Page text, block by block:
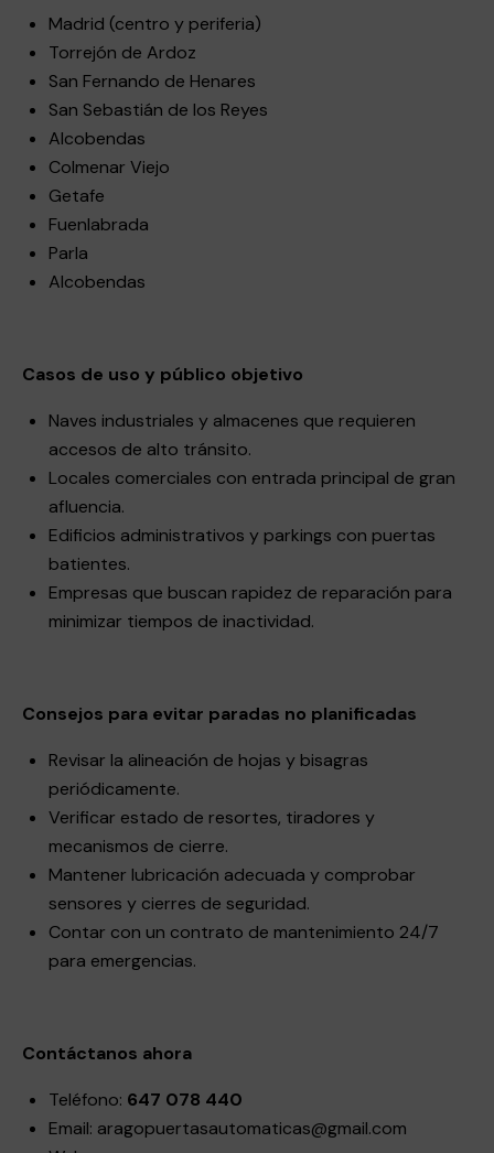
Madrid (centro y periferia)
Torrejón de Ardoz
San Fernando de Henares
San Sebastián de los Reyes
Alcobendas
Colmenar Viejo
Getafe
Fuenlabrada
Parla
Alcobendas
Casos de uso y público objetivo
Naves industriales y almacenes que requieren
accesos de alto tránsito.
Locales comerciales con entrada principal de gran
afluencia.
Edificios administrativos y parkings con puertas
batientes.
Empresas que buscan rapidez de reparación para
minimizar tiempos de inactividad.
Consejos para evitar paradas no planificadas
Revisar la alineación de hojas y bisagras
periódicamente.
Verificar estado de resortes, tiradores y
mecanismos de cierre.
Mantener lubricación adecuada y comprobar
sensores y cierres de seguridad.
Contar con un contrato de mantenimiento 24/7
para emergencias.
Contáctanos ahora
Teléfono: 647 078 440
Email: aragopuertasautomaticas@gmail.com